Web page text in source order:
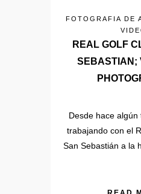
FOTOGRAFIA DE
REAL GOLF
SEBASTIAN;
Desde hace
trabajando con el
San Sebastián a la